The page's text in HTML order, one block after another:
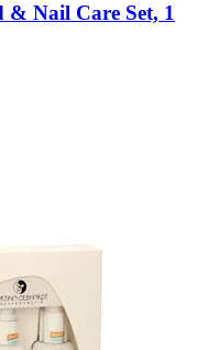
Nail Care Set, 1